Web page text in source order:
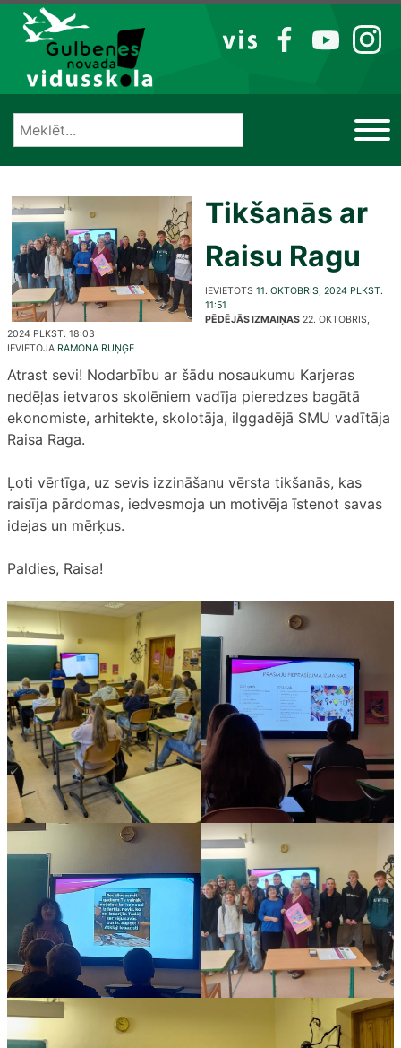
Izlaist
VIS
FB YT IG
Tikšanās ar
Raisu Ragu
IEVIETOTS 11. OKTOBRIS, 2024 PLKST.
11:51
PĒDĒJĀS IZMAIŅAS 22. OKTOBRIS,
2024 PLKST. 18:03
IEVIETOJA RAMONA RUŅĢE
Atrast sevi! Nodarbību ar šādu nosaukumu Karjeras
nedēļas ietvaros skolēniem vadīja pieredzes bagātā
ekonomiste, arhitekte, skolotāja, ilggadējā SMU vadītāja
Raisa Raga.
Ļoti vērtīga, uz sevis izzināšanu vērsta tikšanās, kas
raisīja pārdomas, iedvesmoja un motivēja īstenot savas
idejas un mērķus.
Paldies, Raisa!